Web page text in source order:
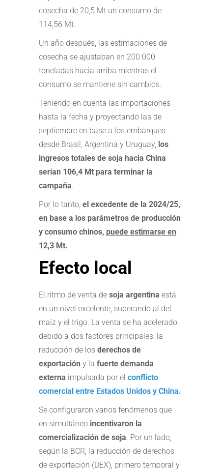
cosecha de 20,5 Mt un consumo de
114,56 Mt.
Un año después, las estimaciones de
cosecha se ajustaban en 200.000
toneladas hacia arriba mientras el
consumo se mantiene sin cambios.
Teniendo en cuenta las importaciones
hasta la fecha y proyectando las de
septiembre en base a los embarques
desde Brasil, Argentina y Uruguay, los
ingresos totales de soja hacia China
serían 106,4 Mt para terminar la
campaña.
Por lo tanto, el excedente de la 2024/25,
en base a los parámetros de producción
y consumo chinos, puede estimarse en
12,3 Mt.
Efecto local
El ritmo de venta de soja argentina está
en un nivel excelente, superando al del
maíz y el trigo. La venta se ha acelerado
debido a dos factores principales: la
reducción de los derechos de
exportación y la fuerte demanda
externa impulsada por el conflicto
comercial entre Estados Unidos y China.
Se configuraron varios fenómenos que
en simultáneo incentivaron la
comercialización de soja. Por un lado,
según la BCR, la reducción de derechos
de exportación (DEX), primero temporal y